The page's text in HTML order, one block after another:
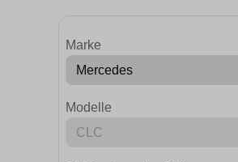
Marke
Modelle